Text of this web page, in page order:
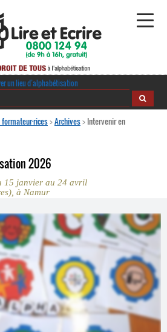
Alphabétisation
·
journaldelalpha.be
Comprendre et parler
Bienvenue en Belgique
Espace presse
Contacts
Trouver un lieu d’alphabétisation
un lieu d’alphabétisation
>Archives> Intervenir en
2026
15 janvier au 24 avril
à Namur